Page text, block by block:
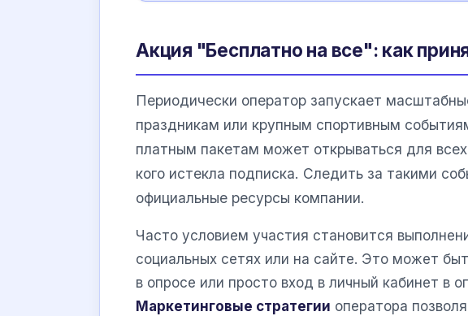
Акция "Бесплатно на все": как
Периодически оператор запускает
праздникам или крупным спортивным
платным пакетам может открываться для
кого истекла подписка. Следить за такими
официальные ресурсы компании.
Часто условием участия становится
социальных сетях или на сайте. Это может
в опросе или просто вход в личный кабинет в
Маркетинговые стратегии оператора